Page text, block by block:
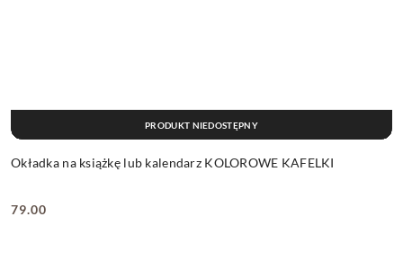
Okładka na książkę lub kalendarz KOLOROWE KAFELKI
Cena:
79.00
PRODUKT NIEDOSTĘPNY